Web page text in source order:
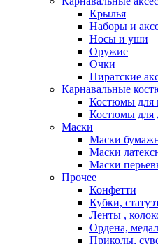
Крылья
Наборы и
Носы и уши
Оружие
Очки
Пиратские
Карнавальные
Костюмы для
Костюмы для
Маски
Маски
Маски
Маски
Прочее
Конфетти
Кубки,
Ленты ,
Ордена,
Приколы,